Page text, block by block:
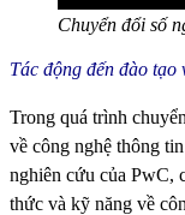
Chuyển đổi số
Tác động đến đào
Trong quá trình
về công nghệ thông
nghiên cứu của PwC,
thức và kỹ năng về